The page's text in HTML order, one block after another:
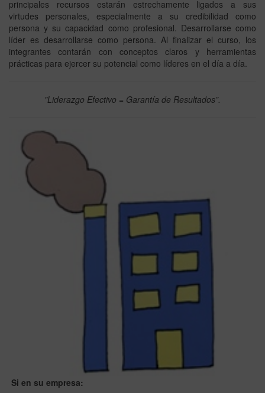
principales recursos estarán estrechamente ligados a sus
virtudes personales, especialmente a su credibilidad como
persona y su capacidad como profesional. Desarrollarse como
líder es desarrollarse como persona. Al finalizar el curso, los
integrantes contarán con conceptos claros y herramientas
prácticas para ejercer su potencial como líderes en el día a día.
"Liderazgo Efectivo = Garantía de Resultados”.
Si en su empresa: